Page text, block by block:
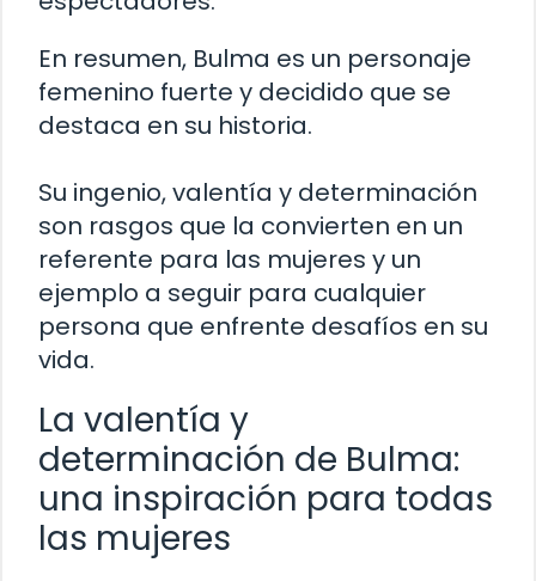
En resumen, Bulma es un personaje
femenino fuerte y decidido que se
destaca en su historia.
Su ingenio, valentía y determinación
son rasgos que la convierten en un
referente para las mujeres y un
ejemplo a seguir para cualquier
persona que enfrente desafíos en su
vida.
La valentía y
determinación de Bulma:
una inspiración para todas
las mujeres